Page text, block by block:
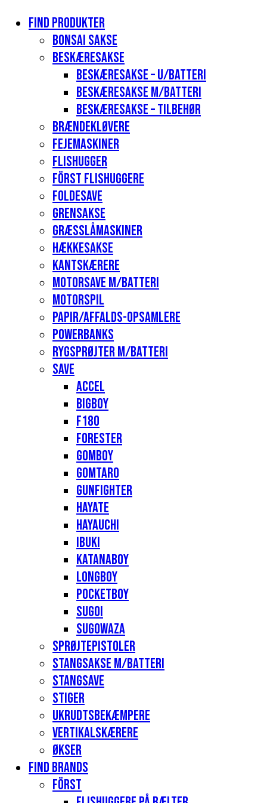
Find produkter
Bonsai sakse
Beskæresakse
Beskæresakse – u/batteri
Beskæresakse m/batteri
Beskæresakse – tilbehør
Brændekløvere
Fejemaskiner
Flishugger
Först flishuggere
Foldesave
Grensakse
Græsslåmaskiner
Hækkesakse
Kantskærere
Motorsave m/batteri
Motorspil
Papir/affalds-opsamlere
Powerbanks
Rygsprøjter m/batteri
Save
Accel
Bigboy
F180
Forester
Gomboy
Gomtaro
Gunfighter
Hayate
Hayauchi
Ibuki
Katanaboy
Longboy
Pocketboy
Sugoi
Sugowaza
Sprøjtepistoler
Stangsakse m/batteri
Stangsave
Stiger
Ukrudtsbekæmpere
Vertikalskærere
Økser
Find Brands
Först